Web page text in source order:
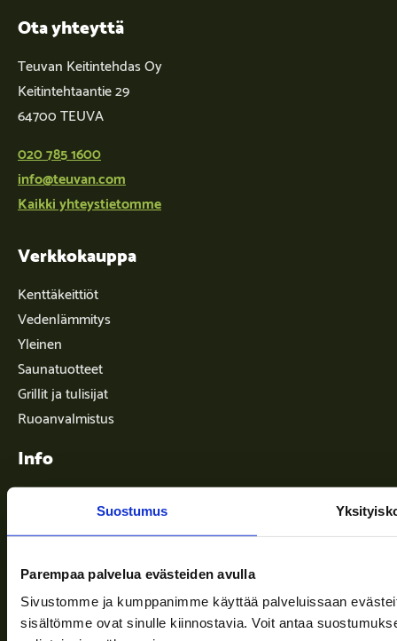
Suostumus
Parempaa palvelua evästeiden avulla
Sivustomme ja kumppanimme käyttää palveluissaan
sisältömme ovat sinulle kiinnostavia. Voit antaa
Ota yhteyttä
Teuvan Keitintehdas Oy
Keitintehtaantie 29
64700 TEUVA
020 785 1600
info@teuvan.com
Kaikki yhteystietomme
Verkkokauppa
Kenttäkeittiöt
Vedenlämmitys
Yleinen
Saunatuotteet
Grillit ja tulisijat
Ruoanvalmistus
Info
Toimitusehdot
Yritys
Tuki